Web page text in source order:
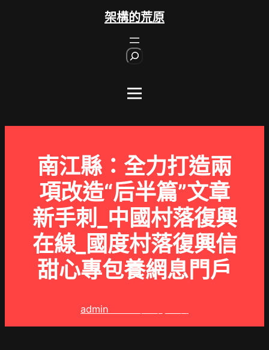
架構的荒原
南江縣：全力打造兩
項改造“后半篇”文章
新手刺_中國村落復興
在線_國度村落復興信
甜心專包養網息門戶
admin